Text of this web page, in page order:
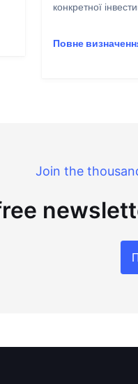
конкретної
Повне
Join the